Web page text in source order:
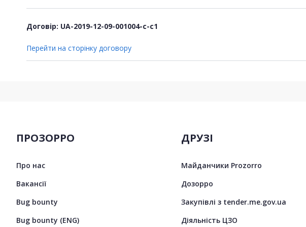
Договір: UA-2019-12-09-001004-c-c1
Перейти на сторінку договору
ПРОЗОРРО
Про нас
Вакансії
Bug bounty
Bug bounty (ENG)
ДРУЗІ
Майданчики Prozorro
Дозорро
Закупівлі з tender.me.gov.ua
Діяльність ЦЗО